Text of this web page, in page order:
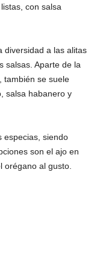
con salsa
diversidad a las alitas
salsas. Aparte de la
también se suele
salsa habanero y
especias, siendo
son el ajo en
orégano al gusto.